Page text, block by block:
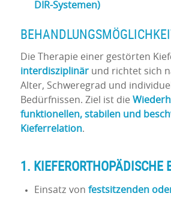
DIR-Systemen)
Die Therapie einer gestörten
interdisziplinärund richtet sich
Alter, Schweregrad und
Bedürfnissen. Ziel ist die
funktionellen, stabilen und
Kieferrelation.
1. KIEFERORTHOPÄDISCHE
Einsatz von festsitzenden